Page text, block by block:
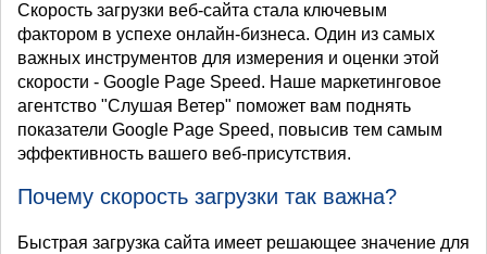
Скорость загрузки веб-сайта стала ключевым
фактором в успехе онлайн-бизнеса. Один из самых
важных инструментов для измерения и оценки этой
скорости - Google Page Speed. Наше маркетинговое
агентство "Слушая Ветер" поможет вам поднять
показатели Google Page Speed, повысив тем самым
эффективность вашего веб-присутствия.
Почему скорость загрузки так важна?
Быстрая загрузка сайта имеет решающее значение для